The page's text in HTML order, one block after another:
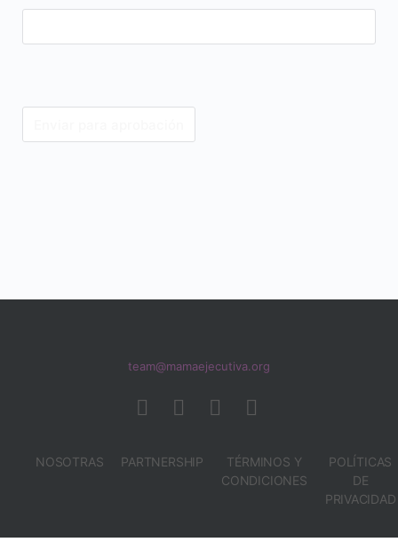
team@mamaejecutiva.org
NOSOTRAS PARTNERSHIP
TÉRMINOS Y
CONDICIONES
POLÍTICAS
DE
PRIVACIDAD